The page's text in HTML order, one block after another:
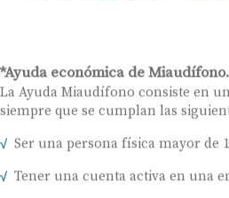
*Ayuda económica de Miaudífono.
La Ayuda Miaudífono consiste en
siempre que se cumplan las
Ser una persona física mayor de
Tener una cuenta activa en una